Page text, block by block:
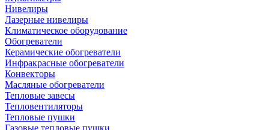
Нивелиры
Лазерные нивелиры
Климатическое оборудование
Обогреватели
Керамические обогреватели
Инфракрасные обогреватели
Конвекторы
Масляные обогреватели
Тепловые завесы
Тепловентиляторы
Тепловые пушки
Газовые тепловые пушки